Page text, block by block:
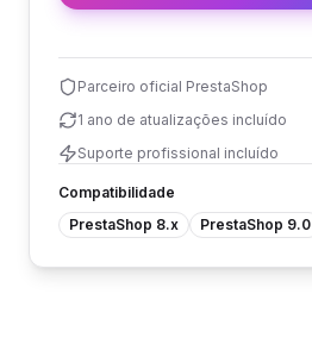
Parceiro oficial PrestaShop
1 ano de atualizações incluído
Suporte profissional incluído
Compatibilidade
PrestaShop 8.x
PrestaShop 9.0